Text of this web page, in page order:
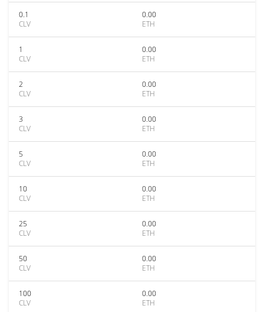
0.1
CLV
0.00
ETH
1
CLV
0.00
ETH
2
CLV
0.00
ETH
3
CLV
0.00
ETH
5
CLV
0.00
ETH
10
CLV
0.00
ETH
25
CLV
0.00
ETH
50
CLV
0.00
ETH
100
CLV
0.00
ETH